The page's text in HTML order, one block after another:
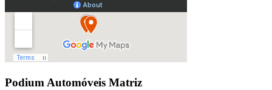
Podium Automóveis Matriz